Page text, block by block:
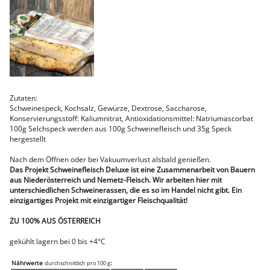
Faschiertes
DELUXE SCHWEIN
STEAKS
DELUXE Rind
Steaks vom SCHWEIN
Nemetz-Menü
Wurstwaren
Putenwurst
Aufschnittwurst
Stangenwurst
Leberkäse
Mini-Würstel
Schinken
Selchwaren
Schinken
Putenschinken
Fische
Fisch
Zutaten:
Schweinespeck, Kochsalz, Gewürze, Dextrose, Saccharose,
Konservierungsstoff: Kaliumnitrat, Antioxidationsmittel: Natriumascorbat
100g Selchspeck werden aus 100g Schweinefleisch und 35g Speck
hergestellt
Nach dem Öffnen oder bei Vakuumverlust alsbald genießen.
Das Projekt Schweinefleisch Deluxe ist eine Zusammenarbeit von Bauern
aus Niederösterreich und Nemetz-Fleisch. Wir arbeiten hier mit
unterschiedlichen Schweinerassen, die es so im Handel nicht gibt. Ein
einzigartiges Projekt mit einzigartiger Fleischqualität!
ZU 100% AUS ÖSTERREICH
gekühlt lagern bei 0 bis +4°C
Nährwerte durchschnittlich pro 100 g: